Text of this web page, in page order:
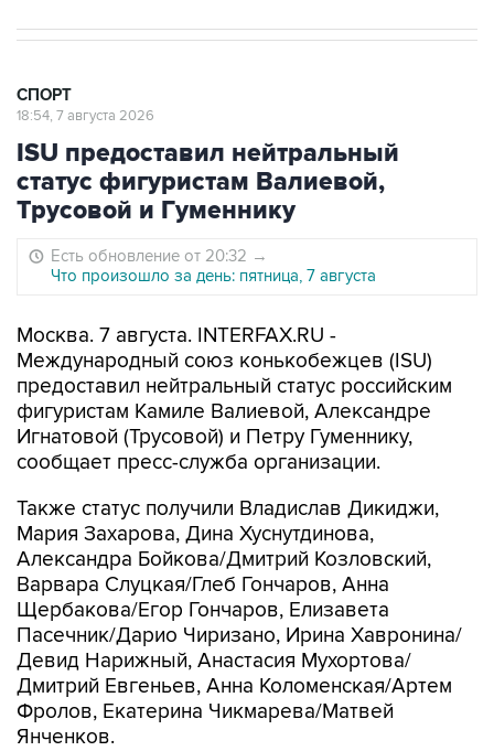
СПОРТ
18:54, 7 августа 2026
ISU предоставил нейтральный
статус фигуристам Валиевой,
Трусовой и Гуменнику
Есть обновление от 20:32 →
Что произошло за день: пятница, 7 августа
Москва. 7 августа. INTERFAX.RU -
Международный союз конькобежцев (ISU)
предоставил нейтральный статус российским
фигуристам Камиле Валиевой, Александре
Игнатовой (Трусовой) и Петру Гуменнику,
сообщает пресс-служба организации.
Также статус получили Владислав Дикиджи,
Мария Захарова, Дина Хуснутдинова,
Александра Бойкова/Дмитрий Козловский,
Варвара Слуцкая/Глеб Гончаров, Анна
Щербакова/Егор Гончаров, Елизавета
Пасечник/Дарио Чиризано, Ирина Хавронина/
Девид Нарижный, Анастасия Мухортова/
Дмитрий Евгеньев, Анна Коломенская/Артем
Фролов, Екатерина Чикмарева/Матвей
Янченков.